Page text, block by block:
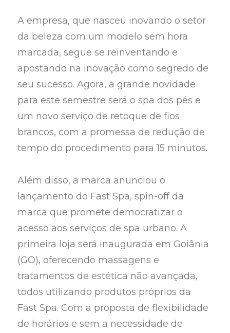
A empresa, que nasceu inovando o setor
da beleza com um modelo sem hora
marcada, segue se reinventando e
apostando na inovação como segredo de
seu sucesso. Agora, a grande novidade
para este semestre será o spa dos pés e
um novo serviço de retoque de fios
brancos, com a promessa de redução de
tempo do procedimento para 15 minutos.
Além disso, a marca anunciou o
lançamento do Fast Spa, spin-off da
marca que promete democratizar o
acesso aos serviços de spa urbano. A
primeira loja será inaugurada em Goiânia
(GO), oferecendo massagens e
tratamentos de estética não avançada,
todos utilizando produtos próprios da
Fast Spa. Com a proposta de flexibilidade
de horários e sem a necessidade de